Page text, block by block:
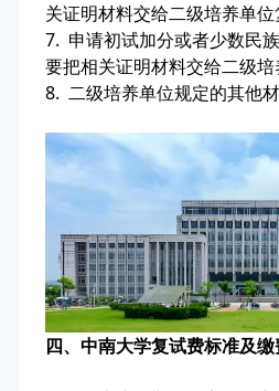
关证明材料交给二级培养单位
7. 申请初试加分或者少数民
要把相关证明材料交给二级培
8. 二级培养单位规定的其他材
四、中南大学复试费标准及